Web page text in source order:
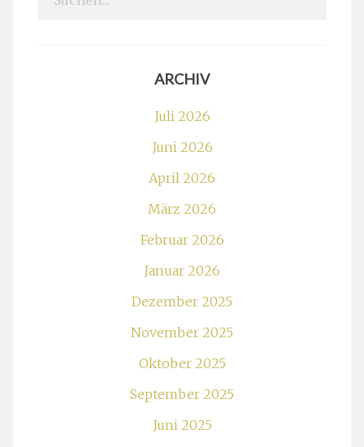
ARCHIV
Juli 2026
Juni 2026
April 2026
März 2026
Februar 2026
Januar 2026
Dezember 2025
November 2025
Oktober 2025
September 2025
Juni 2025